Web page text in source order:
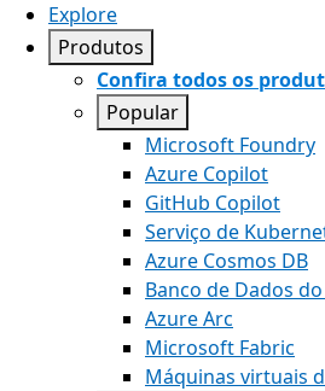
Explore
Produtos
Confira todos os
Popular
Microsoft Foundry
Azure Copilot
GitHub Copilot
Serviço de
Azure Cosmos DB
Banco de Dados
Azure Arc​
Microsoft Fabric
Máquinas virtuais